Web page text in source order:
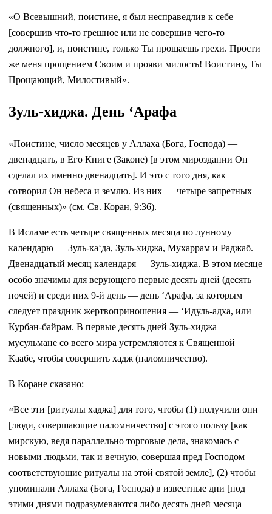
«О Всевышний, поистине, я был несправедлив к себе
[совершив что-то грешное или не совершив чего-то
должного], и, поистине, только Ты прощаешь грехи. Прости
же меня прощением Своим и прояви милость! Воистину, Ты
Прощающий, Милостивый».
Зуль-хиджа. День ‘Арафа
«Поистине, число месяцев у Аллаха (Бога, Господа) —
двенадцать, в Его Книге (Законе) [в этом мироздании Он
сделал их именно двенадцать]. И это с того дня, как
сотворил Он небеса и землю. Из них — четыре запретных
(священных)» (см. Св. Коран, 9:36).
В Исламе есть четыре священных месяца по лунному
календарю — Зуль-ка‘да, Зуль-хиджа, Мухаррам и Раджаб.
Двенадцатый месяц календаря — Зуль-хиджа. В этом месяце
особо значимы для верующего первые десять дней (десять
ночей) и среди них 9-й день — день ‘Арафа, за которым
следует праздник жертвоприношения — ‘Идуль-адха, или
Курбан-байрам. В первые десять дней Зуль-хиджа
мусульмане со всего мира устремляются к Священной
Каабе, чтобы совершить хадж (паломничество).
В Коране сказано:
«Все эти [ритуалы хаджа] для того, чтобы (1) получили они
[люди, совершающие паломничество] с этого пользу [как
мирскую, ведя параллельно торговые дела, знакомясь с
новыми людьми, так и вечную, совершая пред Господом
соответствующие ритуалы на этой святой земле], (2) чтобы
упоминали Аллаха (Бога, Господа) в известные дни [под
этими днями подразумеваются либо десять дней месяца